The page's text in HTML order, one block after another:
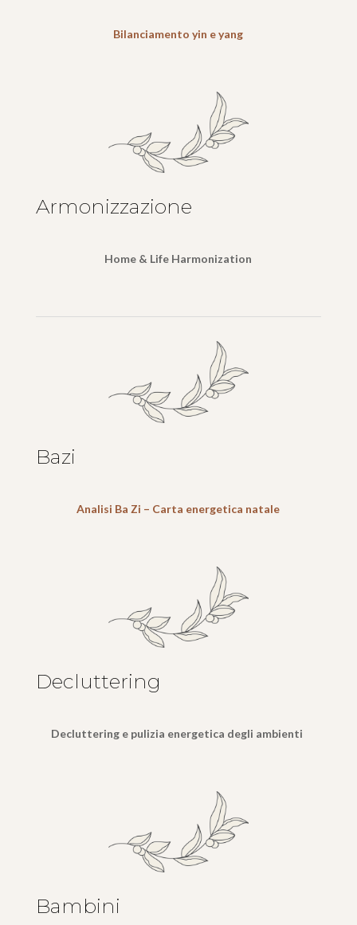
Bilanciamento yin e yang
Armonizzazione
Home & Life Harmonization
Bazi
Analisi Ba Zi – Carta energetica natale
Decluttering
Decluttering e pulizia energetica degli ambienti
Bambini